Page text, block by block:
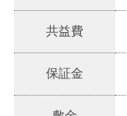
共益費
保証金